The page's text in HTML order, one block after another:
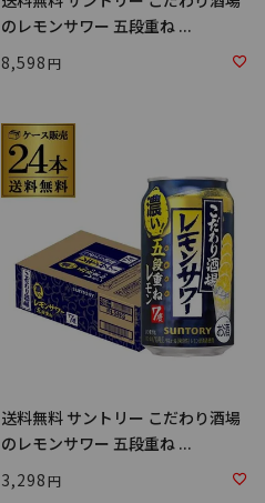
のレモンサワー 五段重ね ...
8,598
送料無料 サントリー こだわり酒場
のレモンサワー 五段重ね ...
3,298